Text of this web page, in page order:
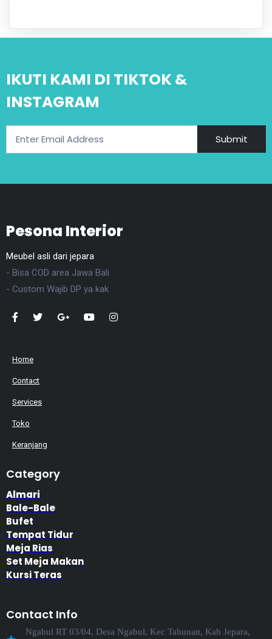
IKUTI KAMI DI TIKTOK &
INSTAGRAM
Submit
Pesona Interior
Meubel asli dari jepara
- Bisa COD area Jawa Bali
- Custom Wajib DP ya kak
Home
Contact
Services
Toko
Keranjang
Category
Almari
Bale-Bale
Bufet
Tempat Tidur
Meja Rias
Set Meja Makan
Kursi Teras
Contact Info
Ngabul RT 03/04, Desa Ngabul, Kec Tahunan, Kab Jepara,